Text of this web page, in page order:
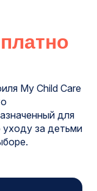
My Child Care
для
за детьми